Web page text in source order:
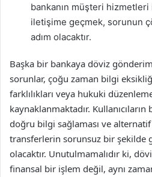
bankanın müşteri hizmetleri
iletişime geçmek, sorunun
adım olacaktır.
Başka bir bankaya döviz
sorunlar, çoğu zaman bilgi
farklılıkları veya hukuki
kaynaklanmaktadır.
doğru bilgi sağlaması ve
transferlerin sorunsuz bir şekilde
olacaktır. Unutulmamalıdır ki,
finansal bir işlem değil, aynı